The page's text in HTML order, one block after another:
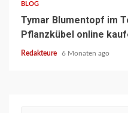
BLOG
Tymar Blumentopf im
Pflanzkübel online
Redakteure 6 Monaten ago